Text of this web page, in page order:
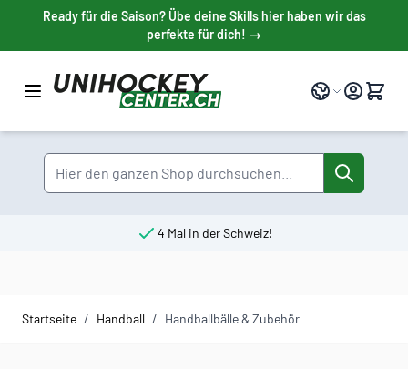
Direkt zum Inhalt
Ready für die Saison? Übe deine Skills hier haben wir das
perfekte für dich! →
Sprache
Suche
4 Mal in der Schweiz!
Startseite / Handball / Handballbälle & Zubehör